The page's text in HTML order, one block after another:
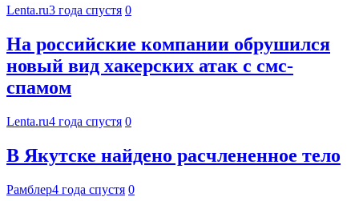
Lenta.ru3 года спустя 0
На российские компании обрушился
новый вид хакерских атак с смс-
спамом
Lenta.ru4 года спустя 0
В Якутске найдено расчлененное тело
Рамблер4 года спустя 0